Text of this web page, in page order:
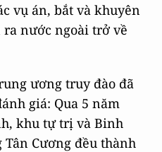
vụ án, bắt và khuyên
nước ngoài trở về
ương truy đào đã
giá: Qua 5 năm
khu tự trị và Binh
Cương đều thành